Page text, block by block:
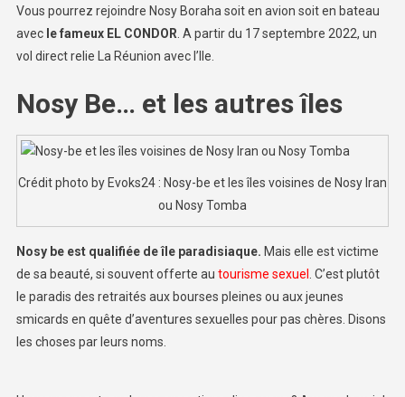
Vous pourrez rejoindre Nosy Boraha soit en avion soit en bateau
avec le fameux EL CONDOR. A partir du 17 septembre 2022, un
vol direct relie La Réunion avec l’Ile.
Nosy Be… et les autres îles
Crédit photo by Evoks24 : Nosy-be et les îles voisines de Nosy Iran
ou Nosy Tomba
Nosy be est qualifiée de île paradisiaque. Mais elle est victime
de sa beauté, si souvent offerte au tourisme sexuel
. C’est plutôt
le paradis des retraités aux bourses pleines ou aux jeunes
smicards en quête d’aventures sexuelles pour pas chères. Disons
les choses par leurs noms.